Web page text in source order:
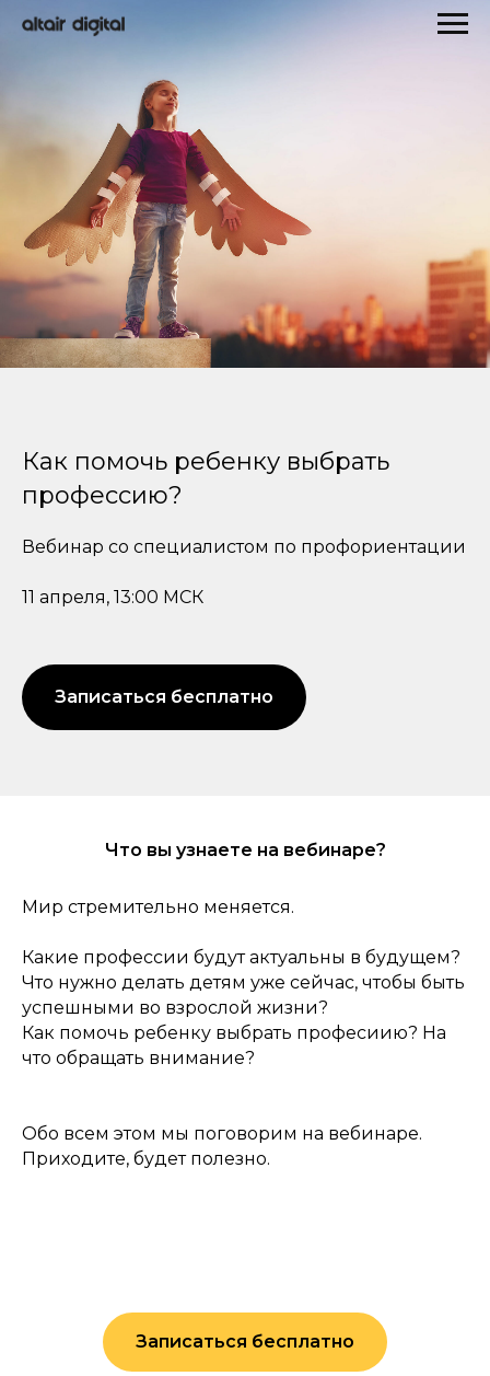
Как помочь ребенку выбрать
профессию?
Вебинар со специалистом по профориентации
11 апреля, 13:00 МСК
Записаться бесплатно
Что вы узнаете на вебинаре?
Мир стремительно меняется.
Какие профессии будут актуальны в будущем?
Что нужно делать детям уже сейчас, чтобы быть
успешными во взрослой жизни?
Как помочь ребенку выбрать професиию? На
что обращать внимание?
Обо всем этом мы поговорим на вебинаре.
Приходите, будет полезно.
Записаться бесплатно